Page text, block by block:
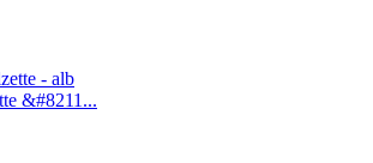
&#8211...